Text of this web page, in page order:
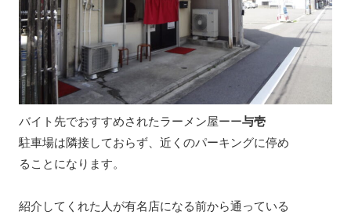
バイト先でおすすめされたラーメン屋ーー与壱
駐車場は隣接しておらず、近くのパーキングに停め
ることになります。
紹介してくれた人が有名店になる前から通っている